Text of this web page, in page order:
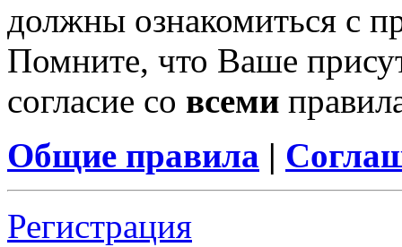
должны ознакомиться с
Помните, что Ваше
согласие со всеми
Общие правила |
Регистрация